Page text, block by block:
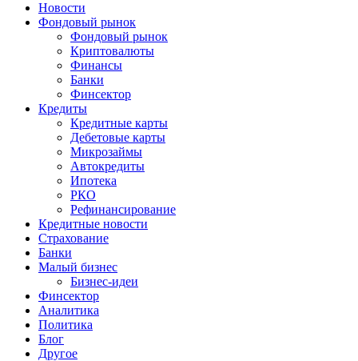
Новости
Фондовый рынок
Фондовый рынок
Криптовалюты
Финансы
Банки
Финсектор
Кредиты
Кредитные карты
Дебетовые карты
Микрозаймы
Автокредиты
Ипотека
РКО
Рефинансирование
Кредитные новости
Страхование
Банки
Малый бизнес
Бизнес-идеи
Финсектор
Аналитика
Политика
Блог
Другое